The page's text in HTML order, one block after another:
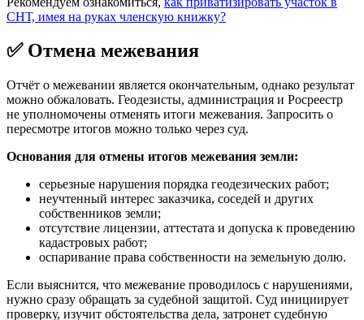
СНТ, имея на руках членскую книжку?
✅ Отмена межевания
Отчёт о межевании является окончательным, однако результат
можно обжаловать. Геодезисты, администрация и Росреестр
не уполномочены отменять итоги межевания. Запросить о
пересмотре итогов можно только через суд.
Основания для отмены итогов межевания земли:
серьезные нарушения порядка геодезических работ;
неучтенный интерес заказчика, соседей и других
собственников земли;
отсутствие лицензии, аттестата и допуска к проведению
кадастровых работ;
оспаривание права собственности на земельную долю.
Если выяснится, что межевание проводилось с нарушениями,
нужно сразу обращать за судебной защитой. Суд инициирует
проверку, изучит обстоятельства дела, затронет судебную